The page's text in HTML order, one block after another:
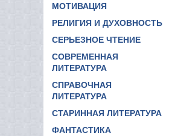
МОТИВАЦИЯ
РЕЛИГИЯ И ДУХОВНОСТЬ
СЕРЬЕЗНОЕ ЧТЕНИЕ
СОВРЕМЕННАЯ
ЛИТЕРАТУРА
СПРАВОЧНАЯ
ЛИТЕРАТУРА
СТАРИННАЯ ЛИТЕРАТУРА
ФАНТАСТИКА